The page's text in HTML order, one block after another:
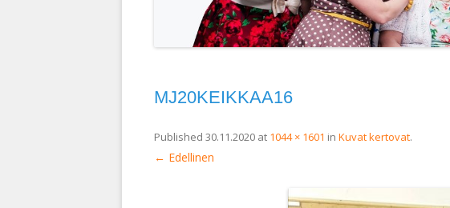
MJ20KEIKKAA16
Published 30.11.2020 at 1044 × 1601 in Kuvat kertovat.
← Edellinen